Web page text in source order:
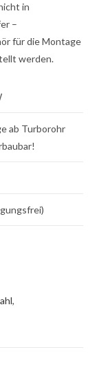
in
–
für die Montage
werden.
ab Turborohr
,